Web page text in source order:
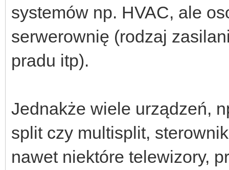
systemów np. HVAC, ale
serwerownię (rodzaj
pradu itp).
Jednakże wiele urządzeń,
split czy multisplit,
nawet niektóre telewizory,